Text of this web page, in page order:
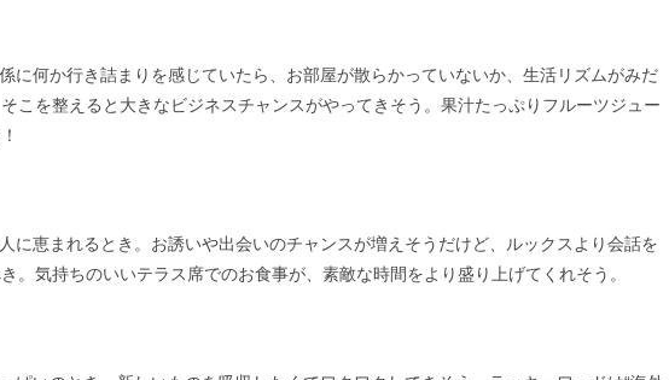
に何か行き詰まりを感じていたら、お部屋が散らかっていないか、生活リズムがみだ
こを整えると大きなビジネスチャンスがやってきそう。果汁たっぷりフルーツジュー
に恵まれるとき。お誘いや出会いのチャンスが増えそうだけど、ルックスより会話を
。気持ちのいいテラス席でのお食事が、素敵な時間をより盛り上げてくれそう。